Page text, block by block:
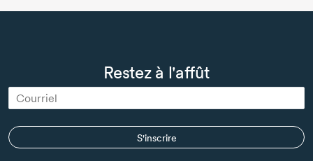
Restez à l'affût
S'inscrire